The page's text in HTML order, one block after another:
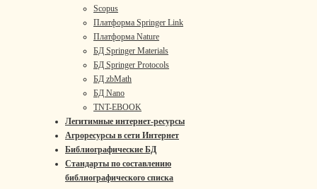
Scopus
Платформа Springer Link
Платформа Nature
БД Springer Materials
БД Springer Protocols
БД zbMath
БД Nano
TNT-EBOOK
Легитимные интернет-ресурсы
Агроресурсы в сети Интернет
Библиографические БД
Стандарты по составлению
библиографического списка